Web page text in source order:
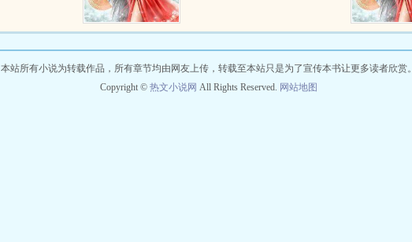
本站所有小说为转载作品，所有章节均由网友上传，转载至本站只是为了宣传本书让更多读者欣赏。
Copyright © 热文小说网 All Rights Reserved. 网站地图